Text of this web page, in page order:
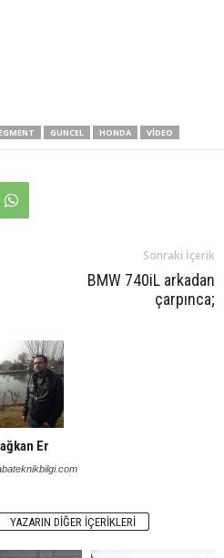
GUNCEL HONDA VIDEO
Sonraki İçerik
BMW 740iL arkadan
çarpınca;
Er
YAZARIN DIĞER İÇERIKLERI